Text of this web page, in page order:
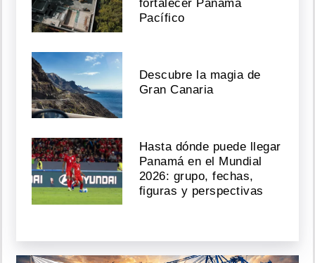
fortalecer Panamá
Pacífico
Descubre la magia de
Gran Canaria
Hasta dónde puede llegar
Panamá en el Mundial
2026: grupo, fechas,
figuras y perspectivas